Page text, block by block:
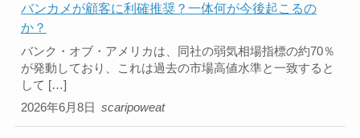
バンカメが顧客に利確推奨？一体何が今後起こるの
か？
2026年6月8日
バンク・オブ・アメリカは、同社の弱気相場指標の約70％
が発動しており、これは過去の市場高値水準と一致すると
して […]
scaripoweat